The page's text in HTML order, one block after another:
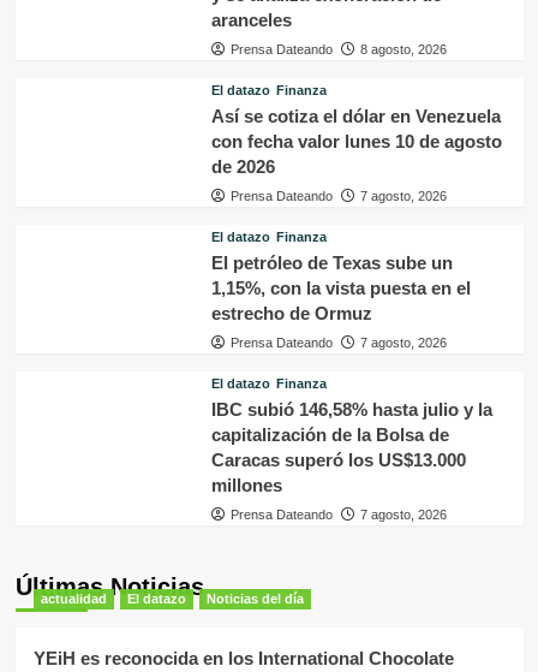
aranceles
Prensa Dateando 8 agosto, 2026
El datazo Finanza
Así se cotiza el dólar en Venezuela
con fecha valor lunes 10 de agosto
de 2026
Prensa Dateando 7 agosto, 2026
El datazo Finanza
El petróleo de Texas sube un
1,15%, con la vista puesta en el
estrecho de Ormuz
Prensa Dateando 7 agosto, 2026
El datazo Finanza
IBC subió 146,58% hasta julio y la
capitalización de la Bolsa de
Caracas superó los US$13.000
millones
Prensa Dateando 7 agosto, 2026
Últimas Noticias
actualidad El datazo Noticias del día
YEiH es reconocida en los International Chocolate